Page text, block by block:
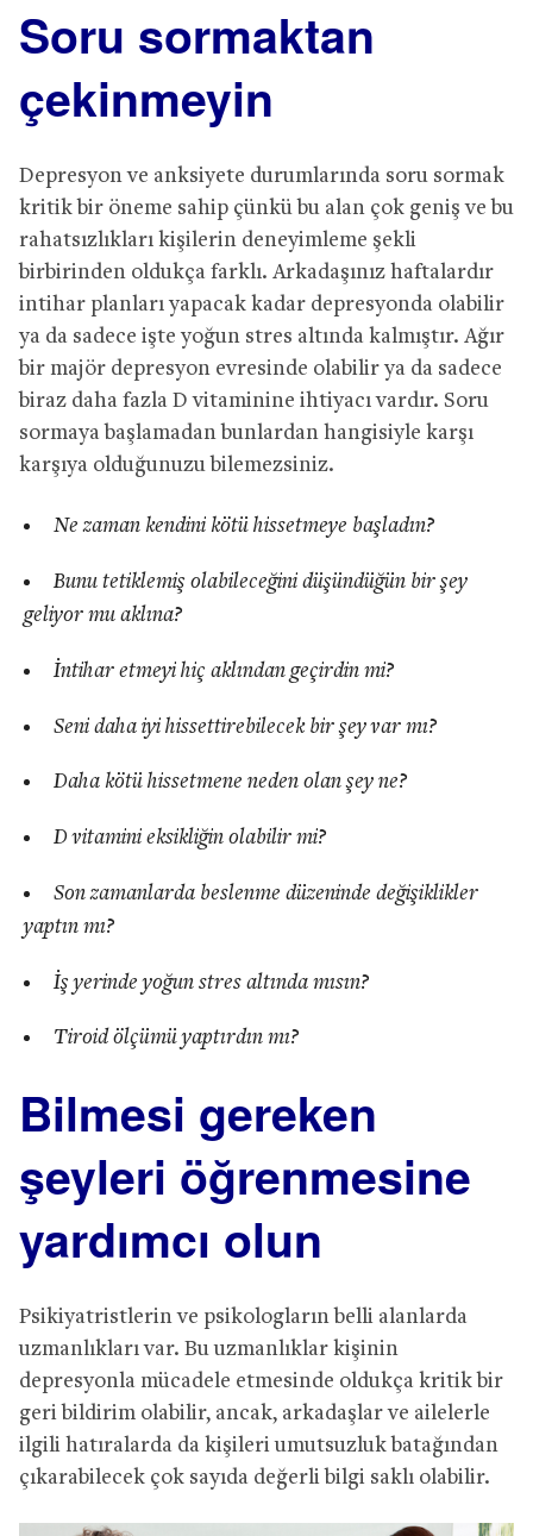
Soru sormaktan
çekinmeyin
Depresyon ve anksiyete durumlarında soru sormak
kritik bir öneme sahip çünkü bu alan çok geniş ve bu
rahatsızlıkları kişilerin deneyimleme şekli
birbirinden oldukça farklı. Arkadaşınız haftalardır
intihar planları yapacak kadar depresyonda olabilir
ya da sadece işte yoğun stres altında kalmıştır. Ağır
bir majör depresyon evresinde olabilir ya da sadece
biraz daha fazla D vitaminine ihtiyacı vardır. Soru
sormaya başlamadan bunlardan hangisiyle karşı
karşıya olduğunuzu bilemezsiniz.
Ne zaman kendini kötü hissetmeye başladın?
Bunu tetiklemiş olabileceğini düşündüğün bir şey
geliyor mu aklına?
İntihar etmeyi hiç aklından geçirdin mi?
Seni daha iyi hissettirebilecek bir şey var mı?
Daha kötü hissetmene neden olan şey ne?
D vitamini eksikliğin olabilir mi?
Son zamanlarda beslenme düzeninde değişiklikler
yaptın mı?
İş yerinde yoğun stres altında mısın?
Tiroid ölçümü yaptırdın mı?
Bilmesi gereken
şeyleri öğrenmesine
yardımcı olun
Psikiyatristlerin ve psikologların belli alanlarda
uzmanlıkları var. Bu uzmanlıklar kişinin
depresyonla mücadele etmesinde oldukça kritik bir
geri bildirim olabilir, ancak, arkadaşlar ve ailelerle
ilgili hatıralarda da kişileri umutsuzluk batağından
çıkarabilecek çok sayıda değerli bilgi saklı olabilir.